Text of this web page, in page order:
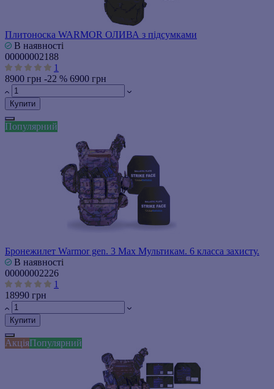
Плитоноска WARMOR ОЛИВА з підсумками
В наявності
00000002188
1
8900 грн -22 % 6900 грн
Купити
Популярний
Бронежилет Warmor gen. 3 Max Мультикам. 6 класса захисту.
В наявності
00000002226
1
18990 грн
Купити
АкціяПопулярний